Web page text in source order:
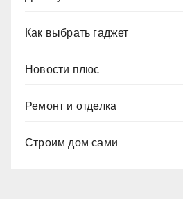
Как выбрать гаджет
Новости плюс
Ремонт и отделка
Строим дом сами